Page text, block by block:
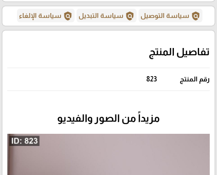
policy سياسة التوصيل policy سياسة التبديل policy سياسة الإلغاء
تفاصيل المنتج
رقم المنتج 823
مزيداً من الصور والفيديو